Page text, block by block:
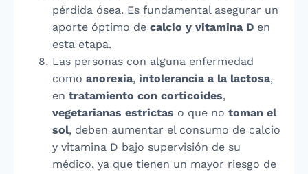
pérdida ósea. Es fundamental asegurar un
aporte óptimo de calcio y vitamina D en
esta etapa.
Las personas con alguna enfermedad
como anorexia, intolerancia a la lactosa,
en tratamiento con corticoides,
vegetarianas estrictas o que no toman el
sol, deben aumentar el consumo de calcio
y vitamina D bajo supervisión de su
médico, ya que tienen un mayor riesgo de